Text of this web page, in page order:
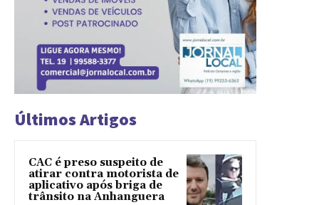
Últimos Artigos
CAC é preso suspeito de
atirar contra motorista de
aplicativo após briga de
trânsito na Anhanguera